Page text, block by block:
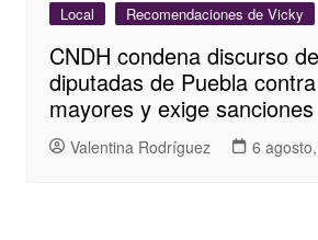
Local Recomendaciones de Vicky
CNDH condena discurso
diputadas de Puebla
mayores y exige sanciones
Valentina Rodríguez 6